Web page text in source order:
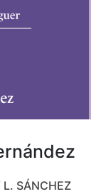
L. SÁNCHEZ